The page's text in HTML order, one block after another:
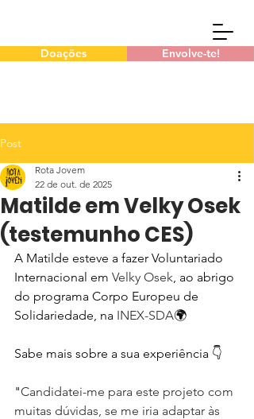
Doações Envolve-te!
Post
Matilde em Velky Osek
(testemunho CES)
Rota Jovem
22 de out. de 2025
A Matilde esteve a fazer Voluntariado
Internacional em Velky Osek, ao abrigo
do programa Corpo Europeu de
Solidariedade, na INEX-SDA🌍
Sabe mais sobre a sua experiência 👇
"Candidatei-me para este projeto com
muitas dúvidas, se me iria adaptar às